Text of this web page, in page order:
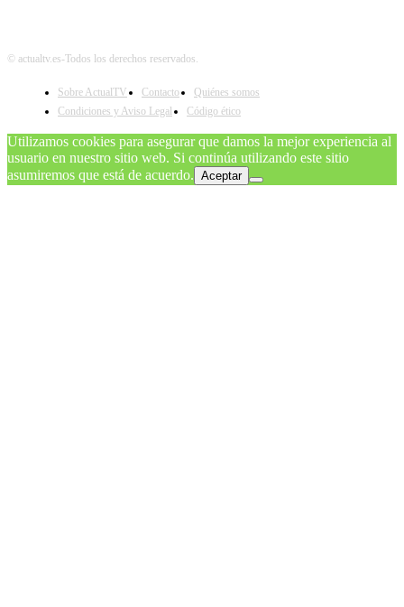
© actualtv.es-Todos los derechos reservados.
Sobre ActualTV Contacto
Quiénes somos
Condiciones y Aviso Legal
Código ético
Utilizamos cookies para asegurar que damos la mejor experiencia al
usuario en nuestro sitio web. Si continúa utilizando este sitio
asumiremos que está de acuerdo. Aceptar